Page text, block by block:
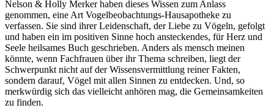
Nelson & Holly Merker haben dieses Wissen zum Anlass
genommen, eine Art Vogelbeobachtungs-Hausapotheke zu
verfassen. Sie sind ihrer Leidenschaft, der Liebe zu Vögeln, gefolgt
und haben ein im positiven Sinne hoch ansteckendes, für Herz und
Seele heilsames Buch geschrieben. Anders als mensch meinen
könnte, wenn Fachfrauen über ihr Thema schreiben, liegt der
Schwerpunkt nicht auf der Wissensvermittlung reiner Fakten,
sondern darauf, Vögel mit allen Sinnen zu entdecken. Und, so
merkwürdig sich das vielleicht anhören mag, die Gemeinsamkeiten
zu finden.